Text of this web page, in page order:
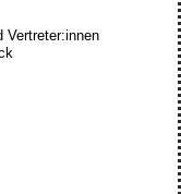
Vertreter:innen